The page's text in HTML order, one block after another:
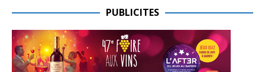
PUBLICITES